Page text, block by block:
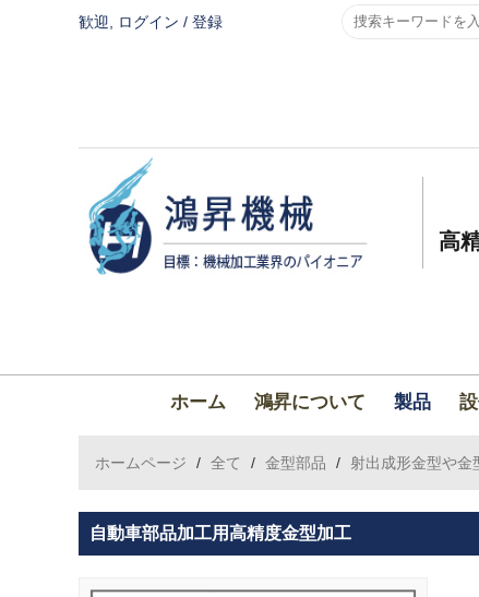
歓迎, ログイン / 登録
高
ホーム 鴻昇について 製品
ホームページ / 全て / 金型部品 / 射出成形金型や金
自動車部品加工用高精度金型加工